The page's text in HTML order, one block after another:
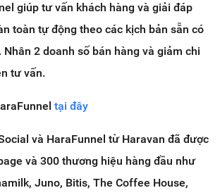
giúp tư vấn khách hàng và giải đáp
toàn tự động theo các kịch bản sẵn có
Nhân 2 doanh số bán hàng và giảm chi
tư vấn.
tại đây
và HaraFunnel từ Haravan đã được
và 300 thương hiệu hàng đầu như
Juno, Bitis, The Coffee House,